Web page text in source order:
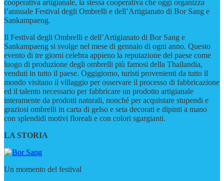
cooperativa artigianale, la stessa cooperativa che oggi organizza
l’annuale Festival degli Ombrelli e dell’Artigianato di Bor Sang e
Sankampaeng.
Il Festival degli Ombrelli e dell’Artigianato di Bor Sang e
Sankampaeng si svolge nel mese di gennaio di ogni anno. Questo
evento di tre giorni celebra appieno la reputazione del paese come
luogo di produzione degli ombrelli più famosi della Thailandia,
venduti in tutto il paese. Oggigiorno, turisti provenienti da tutto il
mondo visitano il villaggio per osservare il processo di fabbricazione
ed il talento necessario per fabbricare un prodotto artigianale
interamente da prodotti naturali, nonché per acquistare stupendi e
graziosi ombrelli in carta di gelso e seta decorati e dipinti a mano
con splendidi motivi floreali e con colori sgargianti.
LA STORIA
Un momento del festival